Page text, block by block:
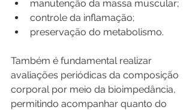
manutenção da massa muscular;
controle da inflamação;
preservação do metabolismo.
Também é fundamental realizar
avaliações periódicas da composição
corporal por meio da bioimpedância,
permitindo acompanhar quanto do